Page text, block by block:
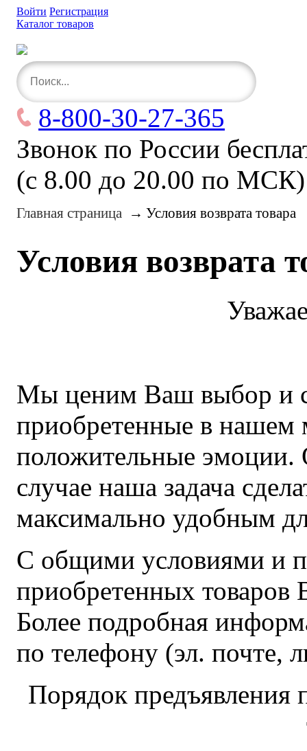
Войти Регистрация
Каталог товаров
8-800-30-27-365
Звонок по России
(с 8.00 до 20.00 по МСК)
Главная страница → Условия возврата товара
Условия возврата
Мы ценим Ваш выбор и
приобретенные в нашем
положительные эмоции.
случае наша задача
максимально удобным
С общими условиями и
приобретенных
Более подробная
по телефону (эл. почте,
Порядок предъявления